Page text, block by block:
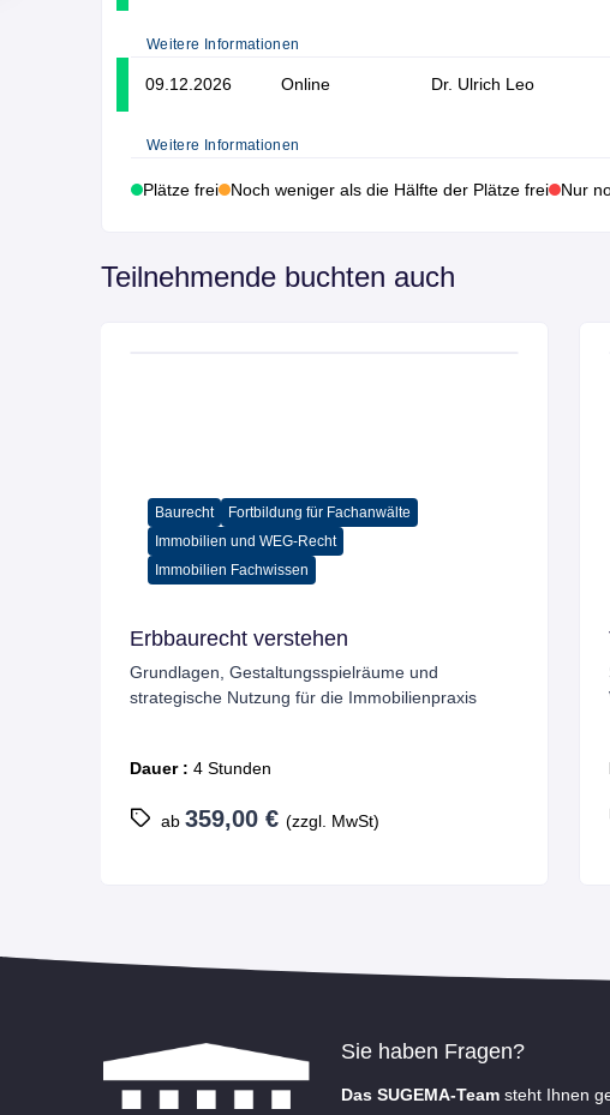
Weitere Informationen
09.12.2026 Online Dr. Ulrich Leo
Weitere Informationen
Plätze frei Noch weniger als die Hälfte der Plätze frei Nur
Teilnehmende buchten auch
Baurecht
Fortbildung für Fachanwälte
Immobilien und WEG-Recht
Immobilien Fachwissen
Erbbaurecht verstehen
Grundlagen, Gestaltungsspielräume und
strategische Nutzung für die Immobilienpraxis
Dauer : 4 Stunden
ab 359,00 € (zzgl. MwSt)
Sie haben Fragen?
Das SUGEMA-Team steht Ihnen